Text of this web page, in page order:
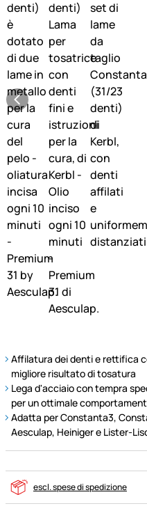
Affilatura dei denti e rettifica
migliore risultato di tosatura
Lega d'acciaio con tempra
per un ottimale
Adatta per Constanta3,
Aesculap, Heiniger e Lister-
escl. spese di spedizione